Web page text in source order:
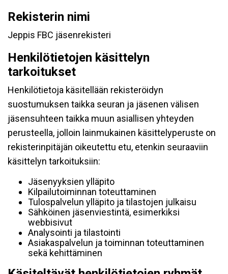
Rekisterin nimi
Jeppis FBC jäsenrekisteri
Henkilötietojen käsittelyn
tarkoitukset
Henkilötietoja käsitellään rekisteröidyn
suostumuksen taikka seuran ja jäsenen välisen
jäsensuhteen taikka muun asiallisen yhteyden
perusteella, jolloin lainmukainen käsittelyperuste on
rekisterinpitäjän oikeutettu etu, etenkin seuraaviin
käsittelyn tarkoituksiin:
Jäsenyyksien ylläpito
Kilpailutoiminnan toteuttaminen
Tulospalvelun ylläpito ja tilastojen julkaisu
Sähköinen jäsenviestintä, esimerkiksi
webbisivut
Analysointi ja tilastointi
Asiakaspalvelun ja toiminnan toteuttaminen
sekä kehittäminen